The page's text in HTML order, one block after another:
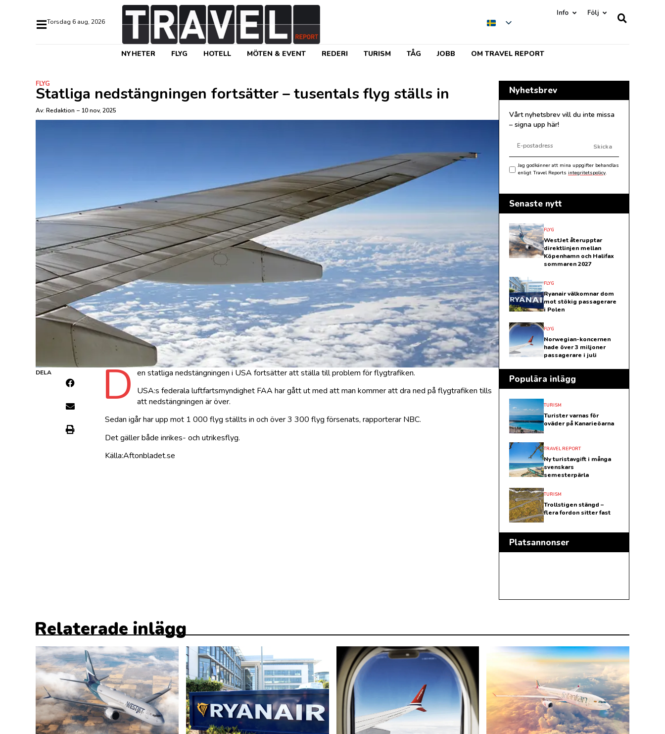
torsdag 6 aug, 2026
Info Följ
NYHETER FLYG HOTELL MÖTEN & EVENT REDERI TURISM TÅG JOBB OM TRAVEL REPORT
FLYG
Statliga nedstängningen fortsätter – tusentals flyg ställs in
Av: Redaktion – 10 nov, 2025
DELA D en statliga nedstängningen i USA fortsätter att ställa till problem för flygtrafiken.
USA:s federala luftfartsmyndighet FAA har gått ut med att man kommer att dra ned på flygtrafiken tills
att nedstängningen är över.
Sedan igår har upp mot 1 000 flyg ställts in och över 3 300 flyg försenats, rapporterar NBC.
Det gäller både inrikes- och utrikesflyg.
Källa:Aftonbladet.se
Nyhetsbrev
Vårt nyhetsbrev vill du inte missa
– signa upp här!
Jag godkänner att mina uppgifter behandlas
enligt Travel Reports integritetspolicy.
Skicka
Senaste nytt
FLYG
WestJet återupptar
direktlinjen mellan
Köpenhamn och Halifax
sommaren 2027
FLYG
Ryanair välkomnar dom
mot stökig passagerare
i Polen
FLYG
Norwegian-koncernen
hade över 3 miljoner
passagerare i juli
Populära inlägg
TURISM
Turister varnas för
oväder på Kanarieöarna
TRAVEL REPORT
Ny turistavgift i många
svenskars
semesterpärla
TURISM
Trollstigen stängd –
flera fordon sitter fast
Platsannonser
Relaterade inlägg